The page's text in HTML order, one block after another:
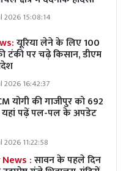
2026 15:08:14
यूरिया लेने के लिए 100
टंकी पर चढ़े किसान, डीएम
2026 16:42:37
योगी की गाजीपुर को 692
यहां पढ़ें पल-पल के अपडेट
2026 11:22:58
:सावन के पहले दिन